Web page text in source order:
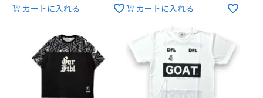
カートに入れる カートに入れる